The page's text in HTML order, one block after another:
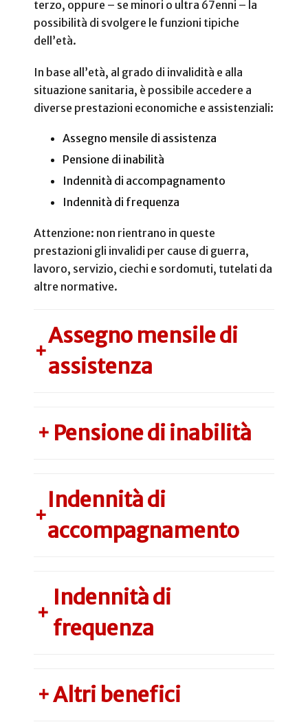
terzo, oppure – se minori o ultra 67enni – la
possibilità di svolgere le funzioni tipiche
dell’età.
In base all’età, al grado di invalidità e alla
situazione sanitaria, è possibile accedere a
diverse prestazioni economiche e assistenziali:
Assegno mensile di assistenza
Pensione di inabilità
Indennità di accompagnamento
Indennità di frequenza
Attenzione: non rientrano in queste
prestazioni gli invalidi per cause di guerra,
lavoro, servizio, ciechi e sordomuti, tutelati da
altre normative.
+
Assegno mensile di
assistenza
+ Pensione di inabilità
+
Indennità di
accompagnamento
+
Indennità di
frequenza
+Altri benefici